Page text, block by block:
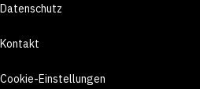
Datenschutz
Kontakt
Cookie-Einstellungen